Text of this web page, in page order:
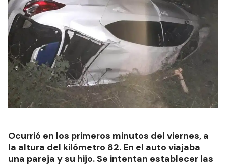
Ocurrió en los primeros minutos del viernes, a
la altura del kilómetro 82. En el auto viajaba
una pareja y su hijo. Se intentan establecer las